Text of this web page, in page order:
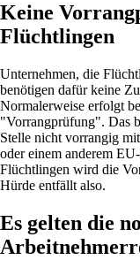
Keine
Flüchtlingen
Unternehmen, die
benötigen dafür keine
Normalerweise erfolgt
"Vorrangprüfung". Das
Stelle nicht vorrangig
oder einem anderem
Flüchtlingen wird die
Hürde entfällt also.
Es gelten die